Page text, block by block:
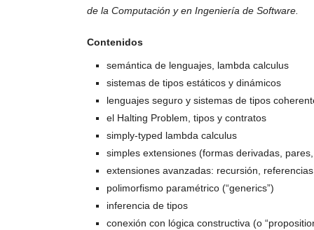
de la Computación y en Ingeniería de Software.
Contenidos
semántica de lenguajes, lambda calculus
sistemas de tipos estáticos y dinámicos
lenguajes seguro y sistemas de tipos
el Halting Problem, tipos y contratos
simply-typed lambda calculus
simples extensiones (formas derivadas,
extensiones avanzadas: recursión,
polimorfismo paramétrico (“generics”)
inferencia de tipos
conexión con lógica constructiva (o